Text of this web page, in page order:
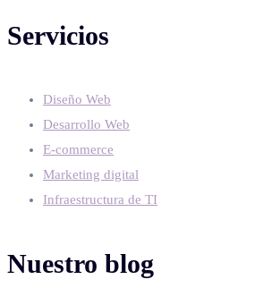
Servicios
Diseño Web
Desarrollo Web
E-commerce
Marketing digital
Infraestructura de TI
Nuestro blog